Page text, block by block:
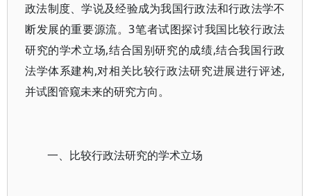
政法制度、学说及经验成为我国行政法和行政法学不
断发展的重要源流。3笔者试图探讨我国比较行政法
研究的学术立场,结合国别研究的成绩,结合我国行政
法学体系建构,对相关比较行政法研究进展进行评述,
并试图管窥未来的研究方向。
一、比较行政法研究的学术立场